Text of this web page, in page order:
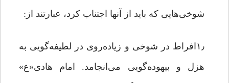
شوخی‌هایی که باید از آنها اجتناب کرد، عبارتند از:
۱٫افراط در شوخی و زیاده‌روی در لطیفه‌گویی به
هزل و بیهوده‌گویی می‌انجامد. امام هادی«ع»